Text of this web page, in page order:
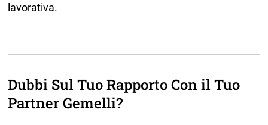
lavorativa.
Dubbi Sul Tuo Rapporto Con il Tuo
Partner Gemelli?